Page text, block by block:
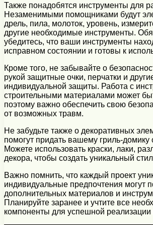
Также понадобятся инструменты для
Незаменимыми помощниками будут
дрель, пила, молоток, уровень,
другие необходимые инструменты.
убедитесь, что ваши инструменты
исправном состоянии и готовы к
Кроме того, не забывайте о
рукой защитные очки, перчатки и
индивидуальной защиты. Работа с
строительными материалами может
поэтому важно обеспечить свою
от возможных травм.
Не забудьте также о декоративных
помогут придать вашему гриль-
Можете использовать краски, лаки,
декора, чтобы создать уникальный
Важно помнить, что каждый проект
индивидуальные предпочтения могут
дополнительных материалов и
Планируйте заранее и учтите все
компоненты для успешной